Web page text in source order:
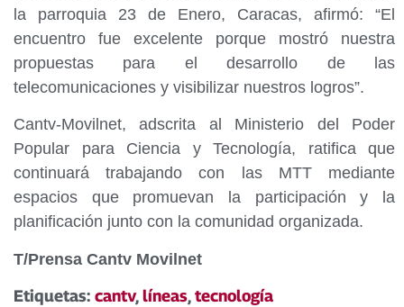
la parroquia 23 de Enero, Caracas, afirmó: “El
encuentro fue excelente porque mostró nuestra
propuestas para el desarrollo de las
telecomunicaciones y visibilizar nuestros logros”.
Cantv-Movilnet, adscrita al Ministerio del Poder
Popular para Ciencia y Tecnología, ratifica que
continuará trabajando con las MTT mediante
espacios que promuevan la participación y la
planificación junto con la comunidad organizada.
T/Prensa Cantv Movilnet
Etiquetas: cantv,líneas,tecnología